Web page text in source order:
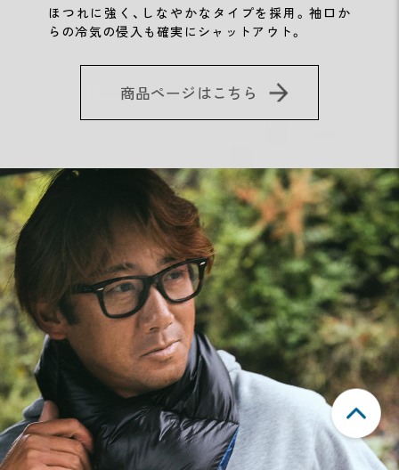
ほつれに強く、しなやかなタイプを採用。袖口か
らの冷気の侵入も確実にシャットアウト。
商品ページはこちら